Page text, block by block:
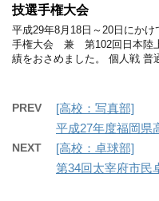
技選手権大会
平成29年8月18日～20日にか
手権大会 兼 第102回日本陸
績をおさめました。 個人戦
PREV
[高校：写真部]
平成27年度福岡
NEXT
[高校：卓球部]
第34回太宰府市民